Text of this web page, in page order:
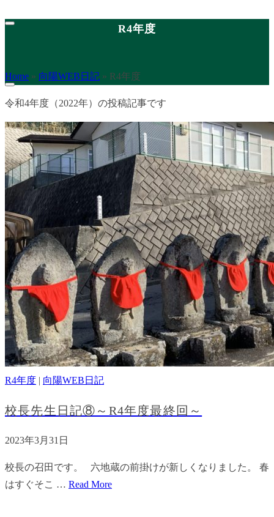
R4年度
Home » 向陽WEB日記 » R4年度
令和4年度（2022年）の投稿記事です
R4年度 | 向陽WEB日記
校長先生日記⑧～R4年度最終回～
2023年3月31日
校長の召田です。 六地蔵の前掛けが新しくなりました。 春
はすぐそこ … Read More